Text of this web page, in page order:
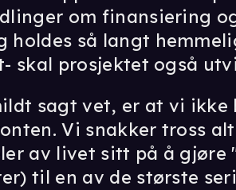
om finansiering
holdes så langt
skal prosjektet også
sagt vet, er at vi ikke
Vi snakker tross
av livet sitt på å gjøre
til en av de største